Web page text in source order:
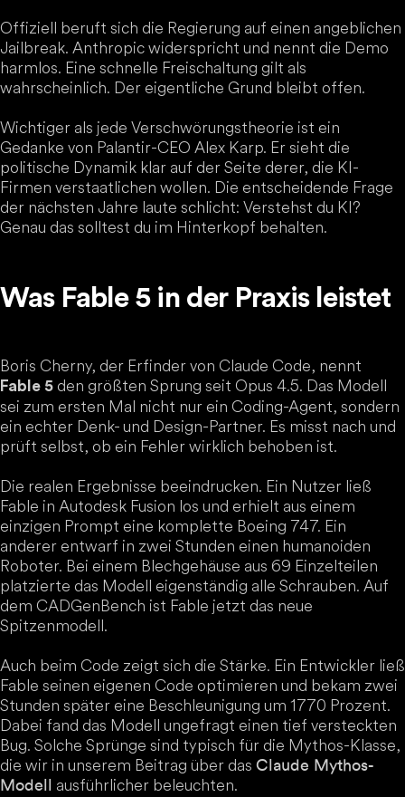
Offiziell beruft sich die Regierung auf einen angeblichen
Jailbreak. Anthropic widerspricht und nennt die Demo
harmlos. Eine schnelle Freischaltung gilt als
wahrscheinlich. Der eigentliche Grund bleibt offen.
Wichtiger als jede Verschwörungstheorie ist ein
Gedanke von Palantir-CEO Alex Karp. Er sieht die
politische Dynamik klar auf der Seite derer, die KI-
Firmen verstaatlichen wollen. Die entscheidende Frage
der nächsten Jahre laute schlicht: Verstehst du KI?
Genau das solltest du im Hinterkopf behalten.
Was Fable 5 in der Praxis leistet
Boris Cherny, der Erfinder von Claude Code, nennt
Fable 5 den größten Sprung seit Opus 4.5. Das Modell
sei zum ersten Mal nicht nur ein Coding-Agent, sondern
ein echter Denk- und Design-Partner. Es misst nach und
prüft selbst, ob ein Fehler wirklich behoben ist.
Die realen Ergebnisse beeindrucken. Ein Nutzer ließ
Fable in Autodesk Fusion los und erhielt aus einem
einzigen Prompt eine komplette Boeing 747. Ein
anderer entwarf in zwei Stunden einen humanoiden
Roboter. Bei einem Blechgehäuse aus 69 Einzelteilen
platzierte das Modell eigenständig alle Schrauben. Auf
dem CADGenBench ist Fable jetzt das neue
Spitzenmodell.
Auch beim Code zeigt sich die Stärke. Ein Entwickler ließ
Fable seinen eigenen Code optimieren und bekam zwei
Stunden später eine Beschleunigung um 1770 Prozent.
Dabei fand das Modell ungefragt einen tief versteckten
Bug. Solche Sprünge sind typisch für die Mythos-Klasse,
die wir in unserem Beitrag über das Claude Mythos-
Modell ausführlicher beleuchten.